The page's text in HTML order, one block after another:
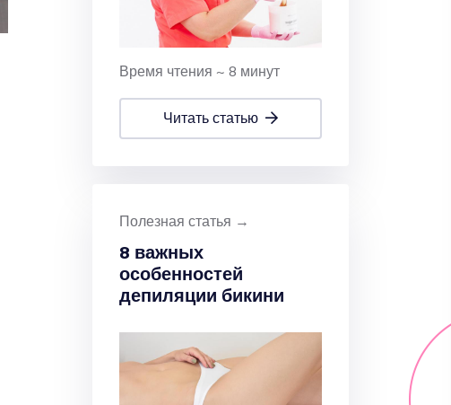
Время чтения ~ 8 минут
читать статью
Полезная статья →
8 важных
особенностей
депиляции бикини